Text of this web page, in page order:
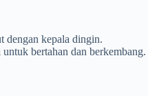
dengan kepala dingin.
bertahan dan berkembang.